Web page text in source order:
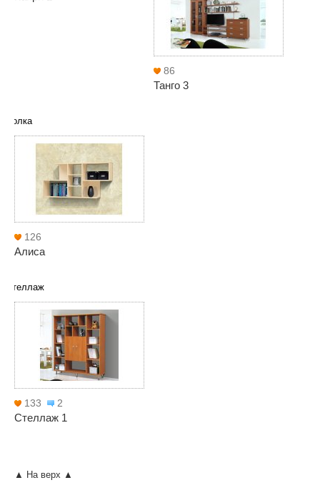
86
Танго 3
Полка
126
Алиса
Стеллаж
133 2
Стеллаж 1
▲ На верх ▲